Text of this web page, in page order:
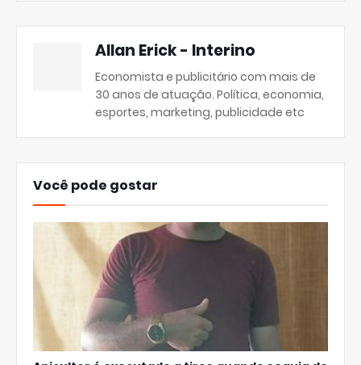
Allan Erick - Interino
Economista e publicitário com mais de
30 anos de atuação. Política, economia,
esportes, marketing, publicidade etc
Você pode gostar